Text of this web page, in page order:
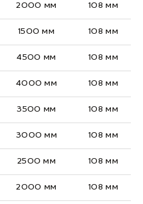
2000 мм 108 мм
1500 мм 108 мм
4500 мм 108 мм
4000 мм 108 мм
3500 мм 108 мм
3000 мм 108 мм
2500 мм 108 мм
2000 мм 108 мм